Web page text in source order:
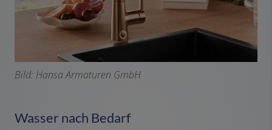
Bild: Hansa Armaturen GmbH
Wasser nach Bedarf